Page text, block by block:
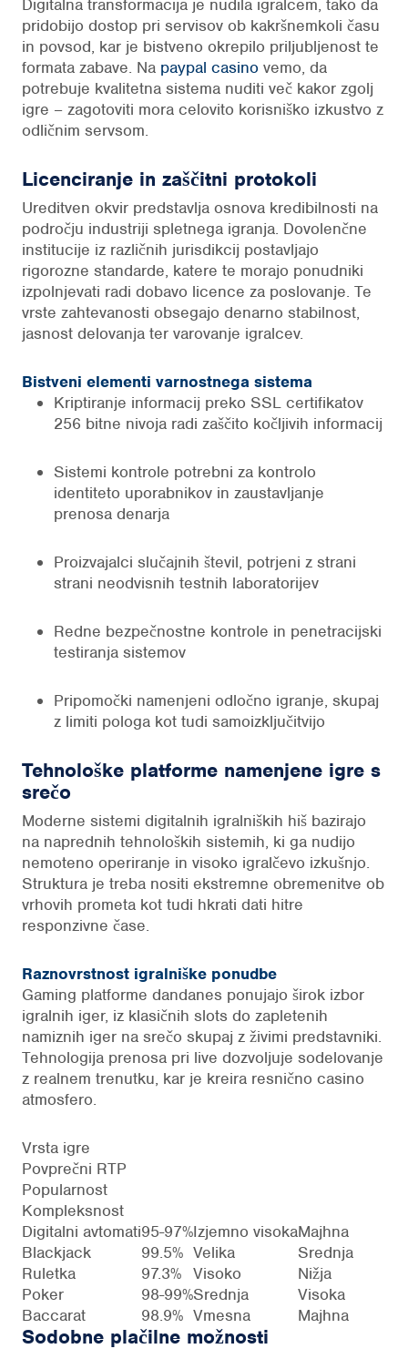
Digitalna transformacija je nudila igralcem, tako da
pridobijo dostop pri servisov ob kakršnemkoli času
in povsod, kar je bistveno okrepilo priljubljenost te
formata zabave. Na paypal casinovemo, da
potrebuje kvalitetna sistema nuditi več kakor zgolj
igre – zagotoviti mora celovito korisniško izkustvo z
odličnim servsom.
Licenciranje in zaščitni protokoli
Ureditven okvir predstavlja osnova kredibilnosti na
področju industriji spletnega igranja. Dovolenčne
institucije iz različnih jurisdikcij postavljajo
rigorozne standarde, katere te morajo ponudniki
izpolnjevati radi dobavo licence za poslovanje. Te
vrste zahtevanosti obsegajo denarno stabilnost,
jasnost delovanja ter varovanje igralcev.
Bistveni elementi varnostnega sistema
Kriptiranje informacij preko SSL certifikatov
256 bitne nivoja radi zaščito kočljivih informacij
Sistemi kontrole potrebni za kontrolo
identiteto uporabnikov in zaustavljanje
prenosa denarja
Proizvajalci slučajnih števil, potrjeni z strani
strani neodvisnih testnih laboratorijev
Redne bezpečnostne kontrole in penetracijski
testiranja sistemov
Pripomočki namenjeni odločno igranje, skupaj
z limiti pologa kot tudi samoizključitvijo
Tehnološke platforme namenjene igre s
srečo
Moderne sistemi digitalnih igralniških hiš bazirajo
na naprednih tehnoloških sistemih, ki ga nudijo
nemoteno operiranje in visoko igralčevo izkušnjo.
Struktura je treba nositi ekstremne obremenitve ob
vrhovih prometa kot tudi hkrati dati hitre
responzivne čase.
Raznovrstnost igralniške ponudbe
Gaming platforme dandanes ponujajo širok izbor
igralnih iger, iz klasičnih slots do zapletenih
namiznih iger na srečo skupaj z živimi predstavniki.
Tehnologija prenosa pri live dozvoljuje sodelovanje
z realnem trenutku, kar je kreira resnično casino
atmosfero.
Vrsta igre
Povprečni RTP
Popularnost
Kompleksnost
Digitalni avtomati95-97%Izjemno visokaMajhna
Blackjack
99.5% Velika
Srednja
Ruletka
97.3% Visoko
Nižja
Poker
98-99%Srednja
Visoka
Baccarat
98.9% Vmesna Majhna
Sodobne plačilne možnosti